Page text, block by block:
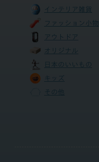
インテリア雑貨
ファッション小物
アウトドア
オリジナル
日本のいいもの
キッズ
その他